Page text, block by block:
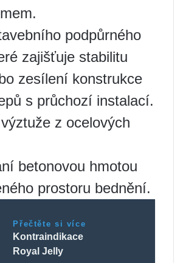
podpůrného
zajišťuje stabilitu
zesílení konstrukce
s průchozí instalací.
z ocelových
betonovou hmotou
prostoru bednění.
Přečtěte si více
Kontraindikace
Royal Jelly